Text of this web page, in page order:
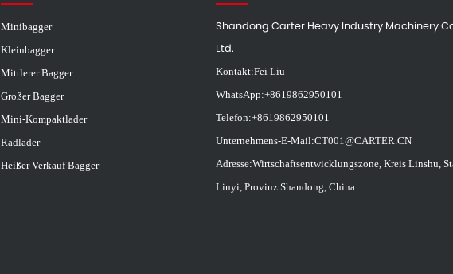
Minibagger
Kleinbagger
Mittlerer Bagger
Großer Bagger
Mini-Kompaktlader
Radlader
Heißer Verkauf Bagger
Shandong Carter Heavy Industry Machinery
Ltd.
Kontakt:Fei Liu
WhatsApp:+8619862950101
Telefon:+8619862950101
Unternehmens-E-Mail:CT001@CARTER.CN
Adresse:Wirtschaftsentwicklungszone, Kreis Linshu,
Linyi, Provinz Shandong, China